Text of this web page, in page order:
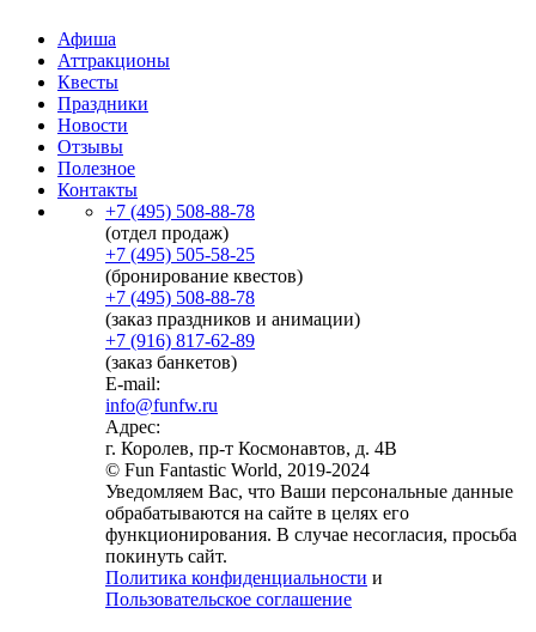
Афиша
Аттракционы
Квесты
Праздники
Новости
Отзывы
Полезное
Контакты
+7 (495) 508-88-78
(отдел продаж)
+7 (495) 505-58-25
(бронирование квестов)
+7 (495) 508-88-78
(заказ праздников и анимации)
+7 (916) 817-62-89
(заказ банкетов)
E-mail:
info@funfw.ru
Адрес:
г. Королев, пр-т Космонавтов, д. 4В
© Fun Fantastic World, 2019-2024
Уведомляем Вас, что Ваши персональные данные
обрабатываются на сайте в целях его
функционирования. В случае несогласия, просьба
покинуть сайт.
Политика конфиденциальности и
Пользовательское соглашение